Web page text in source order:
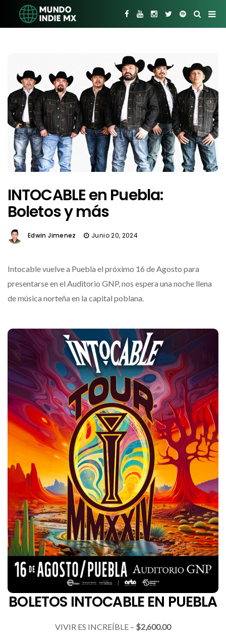
INTOCABLE en Puebla:
Boletos y más
Edwin Jimenez Junio 20, 2024
Intocable vuelve a Puebla el próximo 16 de Agosto para
presentarse en el Auditorio GNP, nos espera una noche llena
de música norteña en la capital poblana.
BOLETOS INTOCABLE EN PUEBLA
VIVIR ES INCREÍBLE – $2,600.00